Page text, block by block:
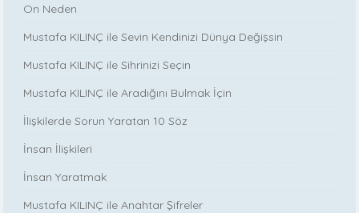
On Neden
Mustafa KILINÇ ile Sevin Kendinizi Dünya Değişsin
Mustafa KILINÇ ile Sihrinizi Seçin
Mustafa KILINÇ ile Aradığını Bulmak İçin
İlişkilerde Sorun Yaratan 10 Söz
İnsan İlişkileri
İnsan Yaratmak
Mustafa KILINÇ ile Anahtar Şifreler